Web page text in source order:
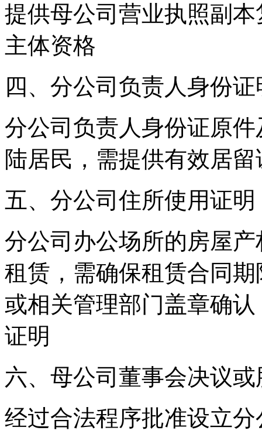
提供母公司营业执照副
主体资格
四、分公司负责人身份证
分公司负责人身份证原
陆居民，需提供有效居
五、分公司住所使用证明
分公司办公场所的房屋
租赁，需确保租赁合同
或相关管理部门盖章确
证明
六、母公司董事会决议
经过合法程序批准设立